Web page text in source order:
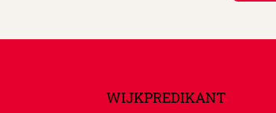
WIJKPREDIKANT